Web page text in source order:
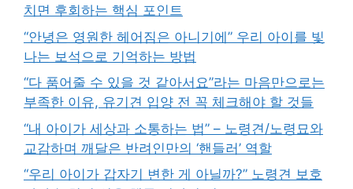
치면 후회하는 핵심 포인트
“안녕은 영원한 헤어짐은 아니기에” 우리 아이를 빛
나는 보석으로 기억하는 방법
“다 품어줄 수 있을 것 같아서요”라는 마음만으로는
부족한 이유, 유기견 입양 전 꼭 체크해야 할 것들
“내 아이가 세상과 소통하는 법” – 노령견/노령묘와
교감하며 깨달은 반려인만의 ‘핸들러’ 역할
“우리 아이가 갑자기 변한 게 아닐까?” 노령견 보호